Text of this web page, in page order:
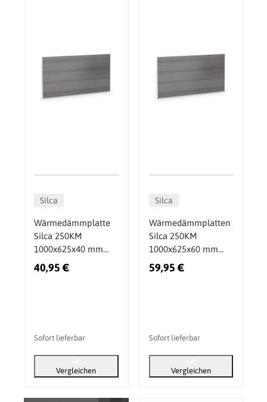
Silca
Wärmedämmplatte
Silca 250KM
1000x625x40 mm
Calciumsilikat
40,95 €
Sofort lieferbar
Vergleichen
Silca
Wärmedämmplatten
Silca 250KM
1000x625x60 mm
Calciumsilikat
59,95 €
Sofort lieferbar
Vergleichen